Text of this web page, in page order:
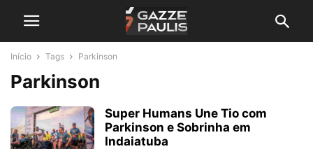
Início Tags Parkinson
Parkinson
Super Humans Une Tio com
Parkinson e Sobrinha em
Indaiatuba